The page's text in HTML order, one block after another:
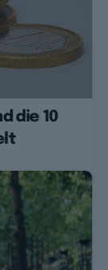
die 10